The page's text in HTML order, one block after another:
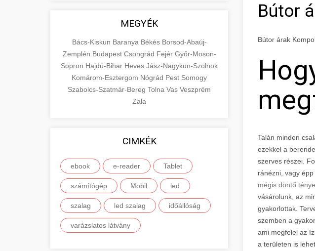
MEGYÉK
Bács-Kiskun Baranya Békés Borsod-Abaúj-
Zemplén Budapest Csongrád Fejér Győr-Moson-
Sopron Hajdú-Bihar Heves Jász-Nagykun-Szolnok
Komárom-Esztergom Nógrád Pest Somogy
Szabolcs-Szatmár-Bereg Tolna Vas Veszprém
Zala
CIMKÉK
ebook e-reader Tablet
számítógép Mobil led
szalag led szalag időállóság
varázslatos látvány
Bútor
Bútor árak
Talán minden
ezekkel a
szerves részei.
ránézni, vagy
mégis döntő
vásárolunk, az
gyakorlottak.
szemben a
ami megfelel az
a területen is